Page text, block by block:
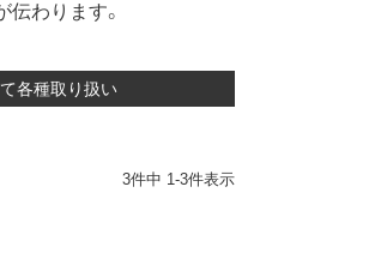
わります。
各種取り扱い
3件中 1-3件表示